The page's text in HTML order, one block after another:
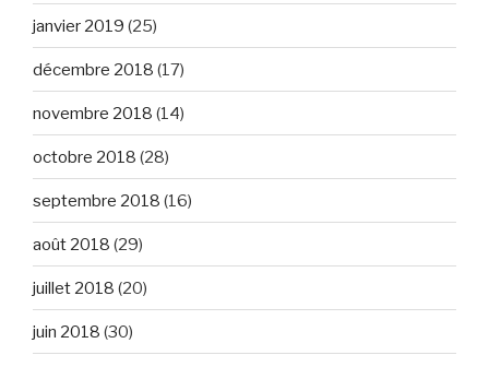
janvier 2019 (25)
décembre 2018 (17)
novembre 2018 (14)
octobre 2018 (28)
septembre 2018 (16)
août 2018 (29)
juillet 2018 (20)
juin 2018 (30)